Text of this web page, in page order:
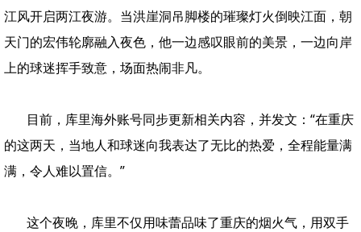
江风开启两江夜游。当洪崖洞吊脚楼的璀璨灯火倒映江面，朝
天门的宏伟轮廓融入夜色，他一边感叹眼前的美景，一边向岸
上的球迷挥手致意，场面热闹非凡。
目前，库里海外账号同步更新相关内容，并发文：“在重庆
的这两天，当地人和球迷向我表达了无比的热爱，全程能量满
满，令人难以置信。”
这个夜晚，库里不仅用味蕾品味了重庆的烟火气，用双手